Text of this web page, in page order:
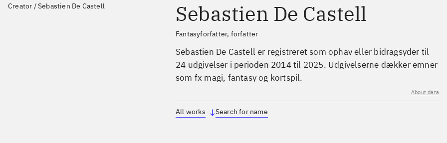
Creator /Sebastien De Castell Sebastien De Castell
fantasyforfatter, forfatter
Sebastien De Castell er registreret som ophav eller bidragsyder til
24 udgivelser i perioden 2014 til 2025. Udgivelserne dækker emner
som fx magi, fantasy og kortspil.
About data
All works Search for name